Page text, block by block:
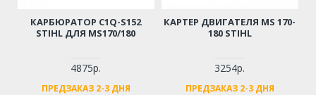
КАРБЮРАТОР C1Q-S152
STIHL ДЛЯ MS170/180
4875р.
ПРЕДЗАКАЗ 2-3 ДНЯ
КАРТЕР ДВИГАТЕЛЯ MS 170-
180 STIHL
3254р.
ПРЕДЗАКАЗ 2-3 ДНЯ